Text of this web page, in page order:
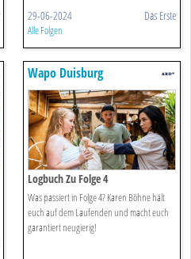
29-06-2024 Das Erste
Alle Folgen
Wapo Duisburg
Logbuch Zu Folge 4
Was passiert in Folge 4? Karen Böhne hält
euch auf dem Laufenden und macht euch
garantiert neugierig!